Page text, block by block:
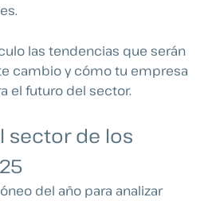
las tendencias que serán
cambio y cómo tu empresa
el futuro del sector.
sector de los
del año para analizar